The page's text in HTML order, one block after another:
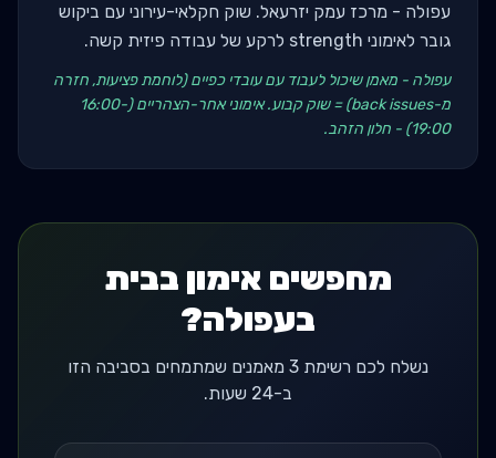
עפולה - מרכז עמק יזרעאל. שוק חקלאי-עירוני עם ביקוש
גובר לאימוני strength לרקע של עבודה פיזית קשה.
עפולה - מאמן שיכול לעבוד עם עובדי כפיים (לוחמת פציעות, חזרה
מ-back issues) = שוק קבוע. אימוני אחר-הצהריים (16:00-
19:00) - חלון הזהב.
מחפשים אימון בבית
בעפולה?
נשלח לכם רשימת 3 מאמנים שמתמחים בסביבה הזו
ב-24 שעות.